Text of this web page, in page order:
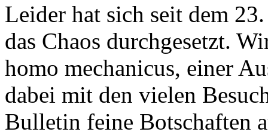
Leider hat sich seit dem
das Chaos durchgesetzt.
homo mechanicus, einer
dabei mit den vielen
Bulletin feine Botschaften